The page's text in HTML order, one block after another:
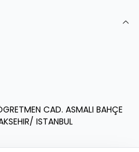
CAD. ASMALI BAHÇE
ISTANBUL